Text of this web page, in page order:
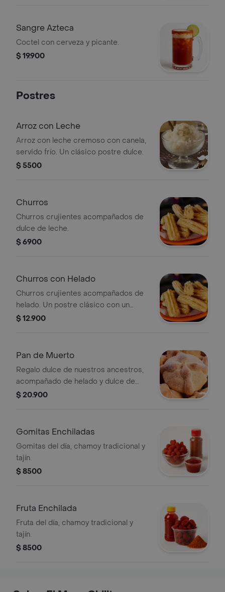
Sangre Azteca
Coctel con cerveza y picante.
$ 19.900
Postres
Arroz con Leche
Arroz con leche cremoso con canela,
servido frío. Un clásico postre dulce.
$ 5500
Churros
Churros crujientes acompañados de
dulce de leche.
$ 6900
Churros con Helado
Churros crujientes acompañados de
helado. Un postre clásico con un
toque frío.
$ 12.900
Pan de Muerto
Regalo dulce de nuestros ancestros,
acompañado de helado y dulce de
leche.
$ 20.900
Gomitas Enchiladas
Gomitas del día, chamoy tradicional y
tajín.
$ 8500
Fruta Enchilada
Fruta del día, chamoy tradicional y
tajín.
$ 8500